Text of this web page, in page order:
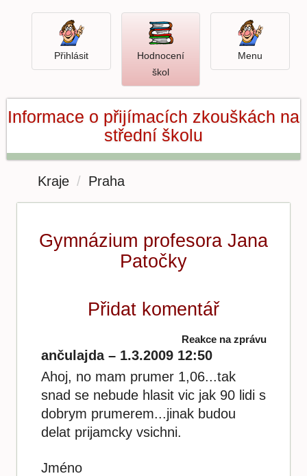
Menu
Hodnocení
školOtevři
hodnocení
PřihlásitPřihlásit
Informace o přijímacích zkouškách na
střední školu
Kraje Praha
Gymnázium profesora Jana
Patočky
Přidat komentář
Reakce na zprávu
ančulajda – 1.3.2009 12:50
Ahoj, no mam prumer 1,06...tak
snad se nebude hlasit vic jak 90 lidi s
dobrym prumerem...jinak budou
delat prijamcky vsichni.
Jméno